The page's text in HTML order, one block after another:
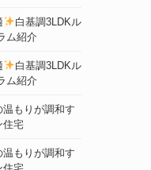
白基調3LDKル
ム紹介
白基調3LDKル
ム紹介
温もりが調和す
住宅
温もりが調和す